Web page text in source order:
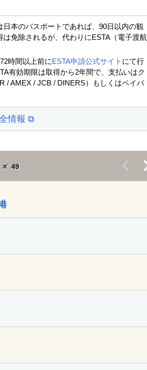
本のパスポートであれば、90日以内の観
免除されるが、代わりにESTA（電子渡航
時間以上前にESTA申請公式サイト にて行
有効期限は取得から2年間で、支払いはク
/ AMEX / JCB / DINERS）もしくはペイパ
情報 ⧉
49